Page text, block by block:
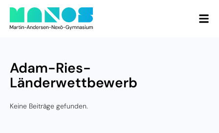
Adam-Ries-
Länderwettbewerb
Keine Beiträge gefunden.